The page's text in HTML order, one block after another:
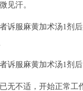
见汗。
诉服麻黄加术汤1剂
诉服麻黄加术汤1剂
无不适，开始正常工